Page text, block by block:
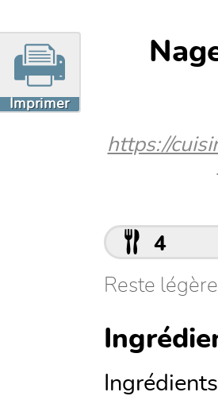
Imprimer
https://
4
Reste